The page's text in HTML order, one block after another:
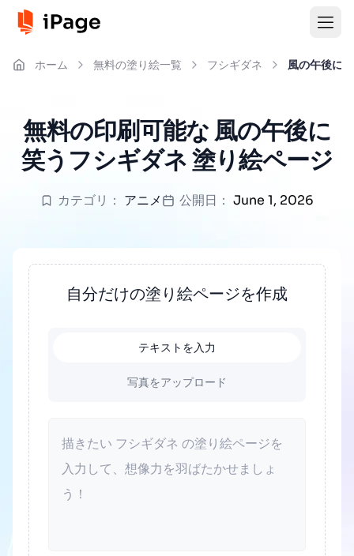
ホーム 無料の塗り絵一覧 フシギダネ 風の午後に
無料の印刷可能な 風の午後に
笑うフシギダネ 塗り絵ページ
カテゴリ： アニメ 公開日： June 1, 2026
自分だけの塗り絵ページを作成
テキストを入力
写真をアップロード